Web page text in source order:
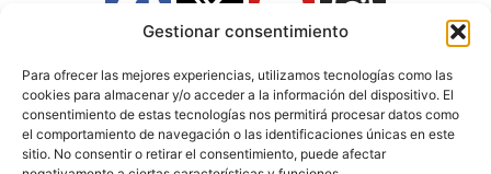
Gestionar consentimiento
Para ofrecer las mejores experiencias, utilizamos tecnologías como las
cookies para almacenar y/o acceder a la información del dispositivo. El
consentimiento de estas tecnologías nos permitirá procesar datos como
el comportamiento de navegación o las identificaciones únicas en este
sitio. No consentir o retirar el consentimiento, puede afectar